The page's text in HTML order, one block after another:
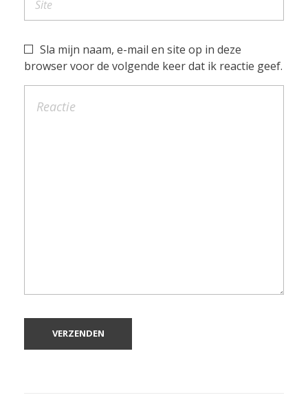
e
e
Sla mijn naam, e-mail en site op in deze
browser voor de volgende keer dat ik reactie geef.